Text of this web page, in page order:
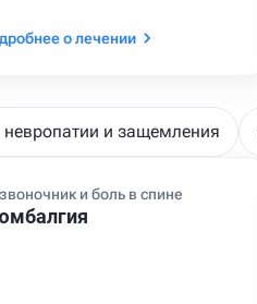
о лечении
и защемления
и боль в спине